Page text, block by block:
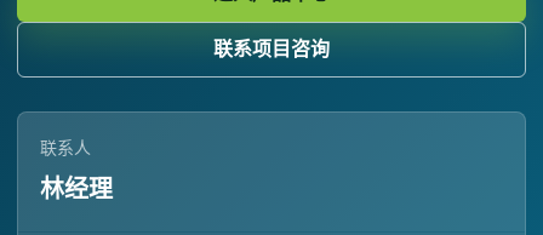
联系项目咨询
联系人
林经理